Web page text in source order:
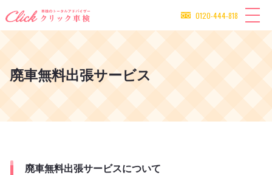
0120-444-818
廃車無料出張サービス
廃車無料出張サービスについて